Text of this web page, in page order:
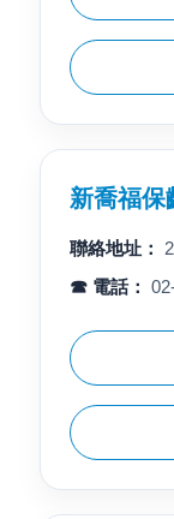
新喬福保
聯絡地址：
☎ 電話：